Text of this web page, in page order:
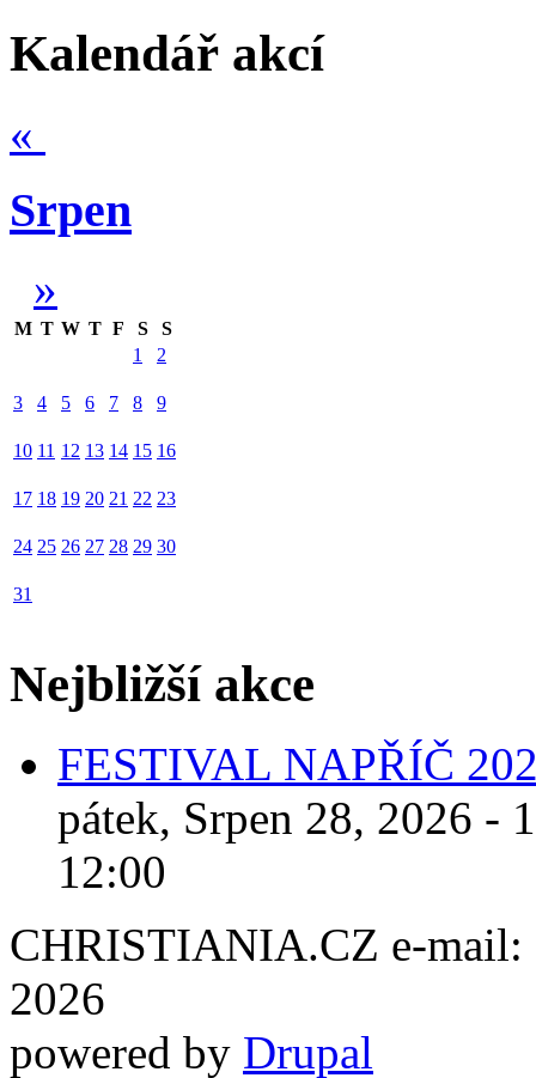
Kalendář akcí
«
Srpen
»
M T W T F S
S
1
2
3 4 5 6 7 8 9
10 11 12 13 14 15 16
17 18 19 20 21 22 23
24 25 26 27 28 29 30
31
Nejbližší akce
FESTIVAL NAPŘÍČ
pátek, Srpen 28, 2026 -
12:00
CHRISTIANIA.CZ e-mail:
2026
powered by Drupal